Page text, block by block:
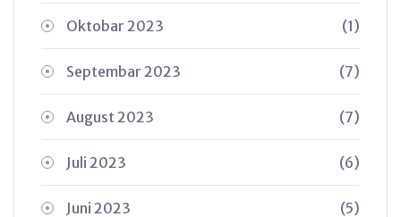
Oktobar 2023 (1)
Septembar 2023 (7)
August 2023 (7)
Juli 2023 (6)
Juni 2023 (5)